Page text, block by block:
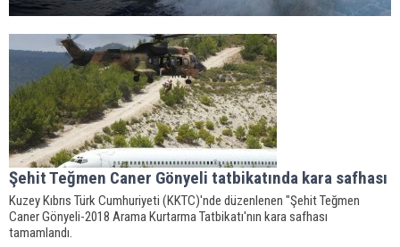
Şehit Teğmen Caner Gönyeli tatbikatında kara safhası
Kuzey Kıbrıs Türk Cumhuriyeti (KKTC)'nde düzenlenen "Şehit Teğmen
Caner Gönyeli-2018 Arama Kurtarma Tatbikatı'nın kara safhası
tamamlandı.